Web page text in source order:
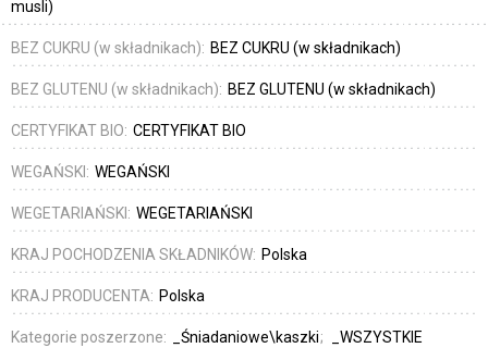
musli)
BEZ CUKRU (w składnikach): BEZ CUKRU (w składnikach)
BEZ GLUTENU (w składnikach): BEZ GLUTENU (w składnikach)
CERTYFIKAT BIO: CERTYFIKAT BIO
WEGAŃSKI: WEGAŃSKI
WEGETARIAŃSKI: WEGETARIAŃSKI
KRAJ POCHODZENIA SKŁADNIKÓW: Polska
KRAJ PRODUCENTA: Polska
Kategorie poszerzone: _Śniadaniowe\kaszki _WSZYSTKIE